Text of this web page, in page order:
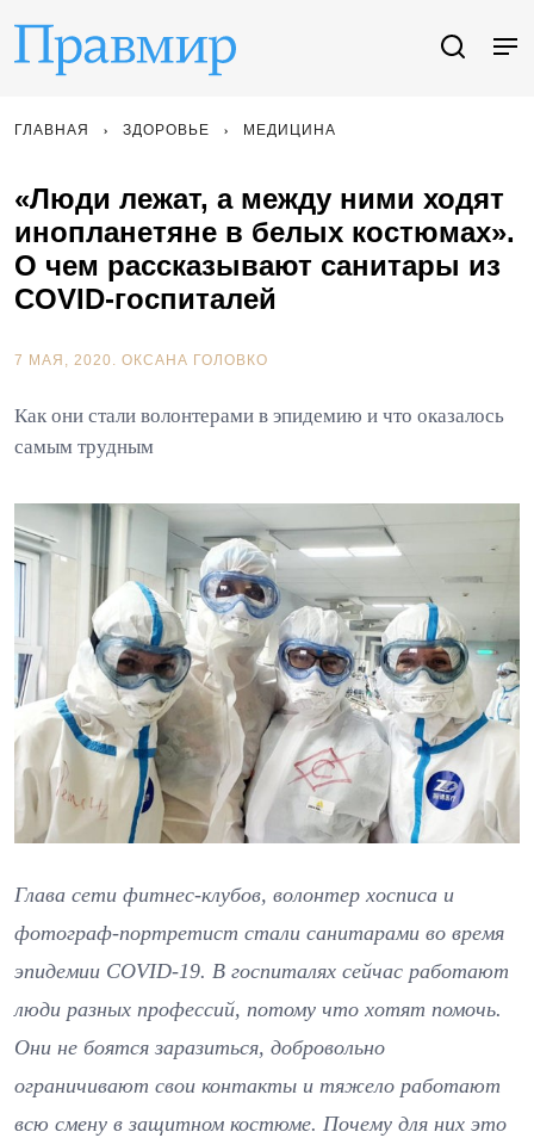
ГЛАВНАЯ ЗДОРОВЬЕ МЕДИЦИНА
«Люди лежат, а между ними ходят
инопланетяне в белых костюмах».
О чем рассказывают санитары из
COVID-госпиталей
7 МАЯ, 2020. ОКСАНА ГОЛОВКО
Как они стали волонтерами в эпидемию и что оказалось
самым трудным
Глава сети фитнес-клубов, волонтер хосписа и
фотограф-портретист стали санитарами во время
эпидемии COVID-19. В госпиталях сейчас работают
люди разных профессий, потому что хотят помочь.
Они не боятся заразиться, добровольно
ограничивают свои контакты и тяжело работают
всю смену в защитном костюме. Почему для них это